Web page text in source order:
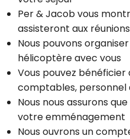
Per & Jacob vous
assisteront aux
Nous pouvons
hélicoptère avec vous
Vous pouvez bénéficier
comptables, personnel
Nous nous assurons
votre emménagement
Nous ouvrons un